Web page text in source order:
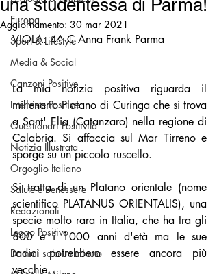
Europa
Sport & Lifestyle
Media & Social
Canzoni Positive
Interviste Positive
Questionari Positività
Notizia Illustrata
Orgoglio Italiano
Salute e Benessere
Redazionali
Leggo Positivo
Dammi solo un minuto
una studentessa di Parma!
Aggiornamento: 30 mar 2021
VIOLA: 4^ C Anna Frank Parma
La mia notizia positiva riguarda il
millenario Platano di Curinga che si trova
a Sant' Elia (Catanzaro) nella regione di
Calabria. Si affaccia sul Mar Tirreno e
sporge su un piccolo ruscello.
Si tratta di un Platano orientale (nome
scientifico PLATANUS ORIENTALIS), una
specie molto rara in Italia, che ha tra gli
800 e i 1000 anni d'età ma le sue
radici potrebbero essere ancora più
vecchie.